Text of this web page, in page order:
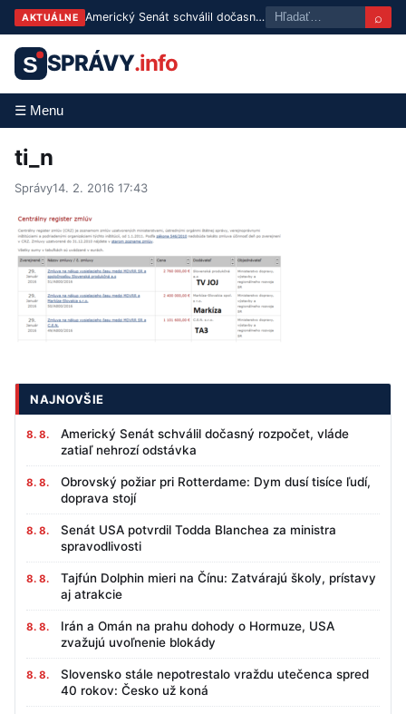
AKTUÁLNE Americký Senát schválil dočasný rozpočet, vláde zatiaľ nehrozí odstávka ⌕
S SPRÁVY.info
☰ Menu
ti_n
Správy14. 2. 2016 17:43
NAJNOVŠIE
8. 8.
Americký Senát schválil dočasný rozpočet, vláde
zatiaľ nehrozí odstávka
8. 8.
Obrovský požiar pri Rotterdame: Dym dusí tisíce ľudí,
doprava stojí
8. 8.
Senát USA potvrdil Todda Blanchea za ministra
spravodlivosti
8. 8.
Tajfún Dolphin mieri na Čínu: Zatvárajú školy, prístavy
aj atrakcie
8. 8.
Irán a Omán na prahu dohody o Hormuze, USA
zvažujú uvoľnenie blokády
8. 8.
Slovensko stále nepotrestalo vraždu utečenca spred
40 rokov: Česko už koná